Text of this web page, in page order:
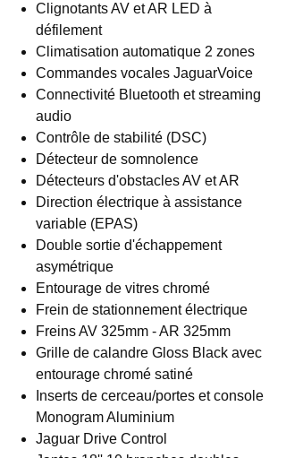
Clignotants AV et AR LED à
défilement
Climatisation automatique 2 zones
Commandes vocales JaguarVoice
Connectivité Bluetooth et streaming
audio
Contrôle de stabilité (DSC)
Détecteur de somnolence
Détecteurs d'obstacles AV et AR
Direction électrique à assistance
variable (EPAS)
Double sortie d'échappement
asymétrique
Entourage de vitres chromé
Frein de stationnement électrique
Freins AV 325mm - AR 325mm
Grille de calandre Gloss Black avec
entourage chromé satiné
Inserts de cerceau/portes et console
Monogram Aluminium
Jaguar Drive Control